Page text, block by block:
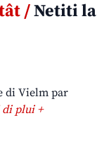
/Netiti la
di Vielm par
plui +